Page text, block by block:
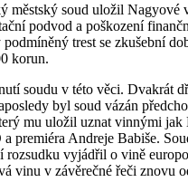
městský soud uložil Nagyové
podvod a poškození
trest se zkušební
korun.
soudu v této věci. Dvakrát
byl soud vázán
mu uložil uznat vinnými jak
premiéra Andreje Babiše.
rozsudku vyjádřil o vině
vinu v závěrečné řeči znovu